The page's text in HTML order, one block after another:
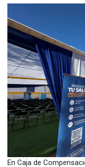
En Caja de